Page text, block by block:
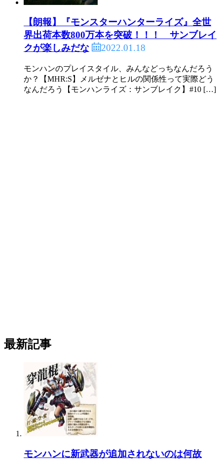
【朗報】『モンスターハンターライズ』全世
界出荷本数800万本を突破！！！ サンブレイ
クが楽しみだな
2022.01.18
モンハンのプレイスタイル、みんなどっちなんだろう
か？【MHR:S】メルゼナとヒルの関係性って実際どう
なんだろう【モンハンライズ：サンブレイク】#10 […]
最新記事
モンハンに新武器が追加されないのは何故